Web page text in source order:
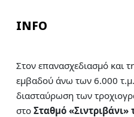
INFO
Στον επανασχεδιασμό και
εμβαδού άνω των 6.000
διασταύρωση των
στοΣταθμό